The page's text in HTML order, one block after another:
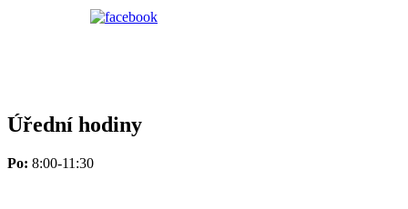
Úřední hodiny
Po: 8:00-11:30